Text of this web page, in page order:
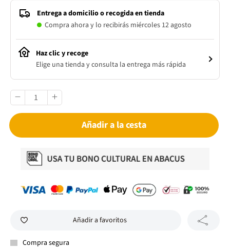
Entrega a domicilio o recogida en tienda
Compra ahora y lo recibirás miércoles 12 agosto
Haz clic y recoge
Elige una tienda y consulta la entrega más rápida
Añadir a la cesta
Añadir a favoritos
Compra segura